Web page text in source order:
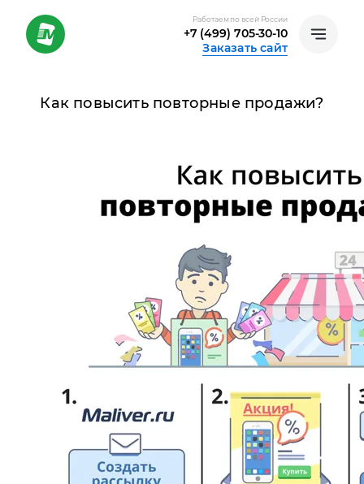
Работаем по всей России
+7 (499) 705-30-10
Заказать сайт
Как повысить повторные продажи?